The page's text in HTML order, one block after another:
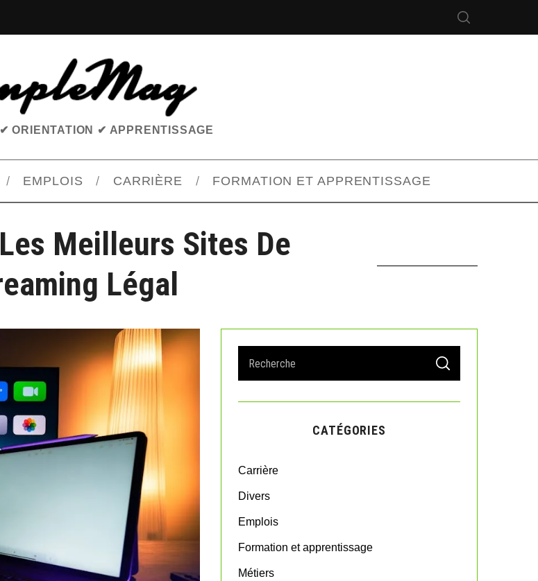
ORIENTATION ✔ APPRENTISSAGE
EMPLOIS CARRIÈRE FORMATION ET APPRENTISSAGE
Meilleurs Sites De
Légal
a
r
o
S
A
C
CATÉGORIES
Carrière
Divers
Emplois
Formation et apprentissage
Métiers